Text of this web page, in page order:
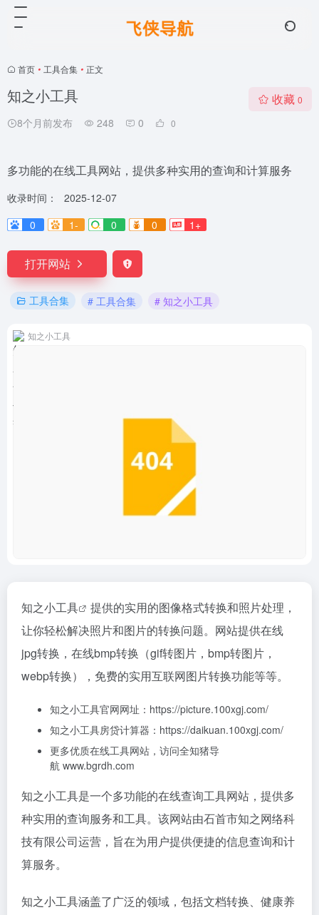
首页 • 工具合集 • 正文
知之小工具
8个月前发布 248 0 0
收藏 0
多功能的在线工具网站，提供多种实用的查询和计算服务
收录时间：
2025-12-07
0
1- 0 0 1+
打开网站
工具合集 # 工具合集 # 知之小工具
知之小工具
知之小工具
提供的实用的图像格式转换和照片处理，
让你轻松解决照片和图片的转换问题。网站提供在线
jpg转换，在线bmp转换（gif转图片，bmp转图片，
webp转换），免费的实用互联网图片转换功能等等。
知之小工具官网网址：https://picture.100xgj.com/
知之小工具房贷计算器：https://daikuan.100xgj.com/
更多优质在线工具网站，访问全知猪导
航 www.bgrdh.com
知之小工具是一个多功能的在线查询工具网站，提供多
种实用的查询服务和工具。该网站由石首市知之网络科
技有限公司运营，旨在为用户提供便捷的信息查询和计
算服务。
知之小工具涵盖了广泛的领域，包括文档转换、健康养